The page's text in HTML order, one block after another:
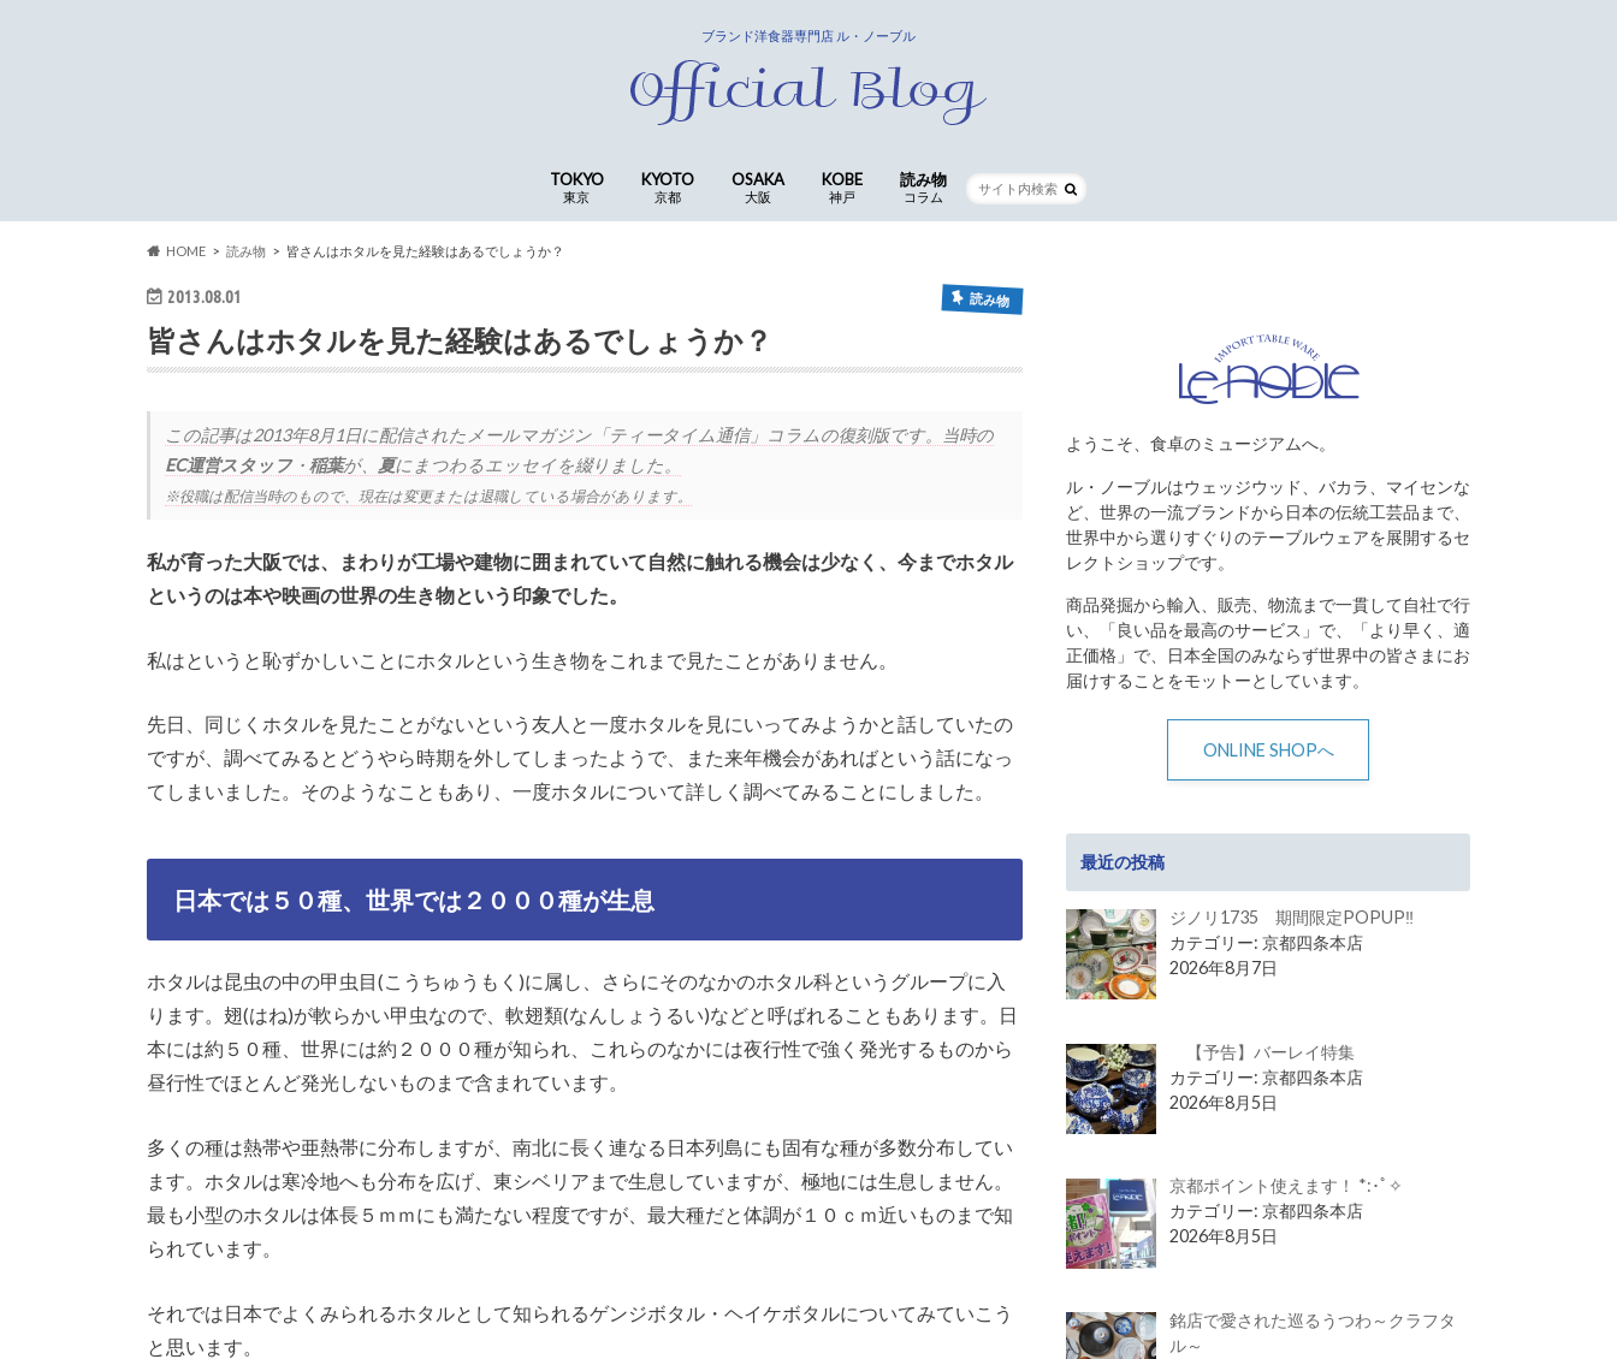
ブランド洋食器専門店 ル・ノーブル
TOKYO
東京
KYOTO
京都
OSAKA
大阪
KOBE
神戸
読み物
コラム
HOME 読み物 皆さんはホタルを見た経験はあるでしょうか？
2013.08.01 読み物
皆さんはホタルを見た経験はあるでしょうか？
この記事は2013年8月1日に配信されたメールマガジン「ティータイム通信」コラムの復刻版です。当時の
EC運営スタッフ・ 稲葉が、 夏にまつわるエッセイを綴りました。
※役職は配信当時のもので、現在は変更または退職している場合があります。
私が育った大阪では、まわりが工場や建物に囲まれていて自然に触れる機会は少なく、今までホタル
というのは本や映画の世界の生き物という印象でした。
私はというと恥ずかしいことにホタルという生き物をこれまで見たことがありません。
先日、同じくホタルを見たことがないという友人と一度ホタルを見にいってみようかと話していたの
ですが、調べてみるとどうやら時期を外してしまったようで、また来年機会があればという話になっ
てしまいました。そのようなこともあり、一度ホタルについて詳しく調べてみることにしました。
日本では５０種、世界では２０００種が生息
ホタルは昆虫の中の甲虫目(こうちゅうもく)に属し、さらにそのなかのホタル科というグループに入
ります。翅(はね)が軟らかい甲虫なので、軟翅類(なんしょうるい)などと呼ばれることもあります。日
本には約５０種、世界には約２０００種が知られ、これらのなかには夜行性で強く発光するものから
昼行性でほとんど発光しないものまで含まれています。
多くの種は熱帯や亜熱帯に分布しますが、南北に長く連なる日本列島にも固有な種が多数分布してい
ます。ホタルは寒冷地へも分布を広げ、東シベリアまで生息していますが、極地には生息しません。
最も小型のホタルは体長５ｍｍにも満たない程度ですが、最大種だと体調が１０ｃｍ近いものまで知
られています。
それでは日本でよくみられるホタルとして知られるゲンジボタル・ヘイケボタルについてみていこう
と思います。
ようこそ、食卓のミュージアムへ。
ル・ノーブルはウェッジウッド、バカラ、マイセンな
ど、世界の一流ブランドから日本の伝統工芸品まで、
世界中から選りすぐりのテーブルウェアを展開するセ
レクトショップです。
商品発掘から輸入、販売、物流まで一貫して自社で行
い、「良い品を最高のサービス」で、「より早く、適
正価格」で、日本全国のみならず世界中の皆さまにお
届けすることをモットーとしています。
ONLINE SHOPへ
最近の投稿
ジノリ1735 期間限定POPUP‼
カテゴリー: 京都四条本店
2026年8月7日
【予告】バーレイ特集
カテゴリー: 京都四条本店
2026年8月5日
京都ポイント使えます！ *:･ﾟ✧
カテゴリー: 京都四条本店
2026年8月5日
銘店で愛された巡るうつわ～クラフタ
ル～